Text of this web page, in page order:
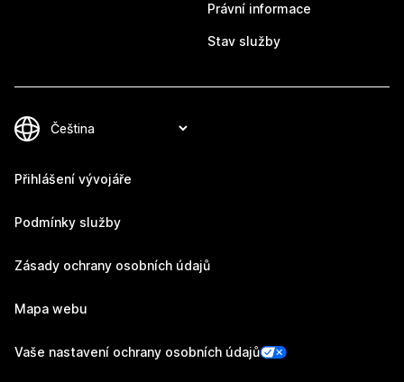
Právní informace
Stav služby
Přihlášení vývojáře
Podmínky služby
Zásady ochrany osobních údajů
Mapa webu
Vaše nastavení ochrany osobních údajů